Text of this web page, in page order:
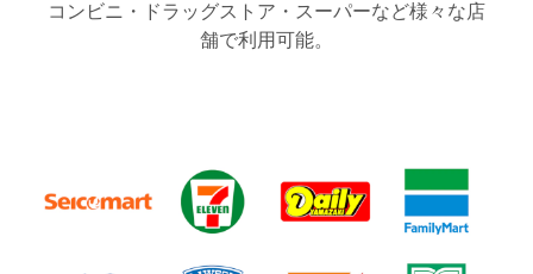
コンビニ・ドラッグストア・スーパーなど様々な店
舗で利用可能。